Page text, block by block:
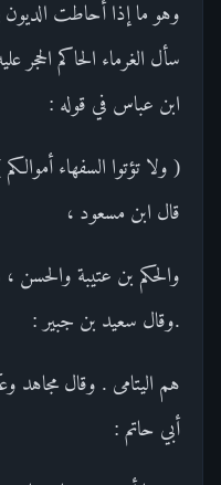
وهو ما إذا أحاطت
سأل الغرماء الحاكم الحجر
ابن عباس في قوله :
( ولا تؤتوا السفهاء
قال ابن مسعود ،
والحكم بن عتيبة والحسن
.وقال سعيد بن جبير :
هم اليتامى . وقال مجاهد
أبي حاتم :